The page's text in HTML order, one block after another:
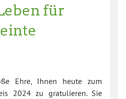
für
Ehre, Ihnen heute zum
2024 zu gratulieren. Sie